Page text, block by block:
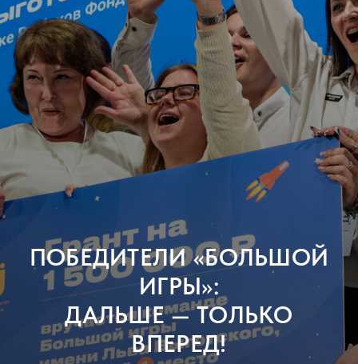
ПОБЕДИТЕЛИ «БОЛЬШОЙ
ИГРЫ»:
ДАЛЬШЕ — ТОЛЬКО
ВПЕРЕД!